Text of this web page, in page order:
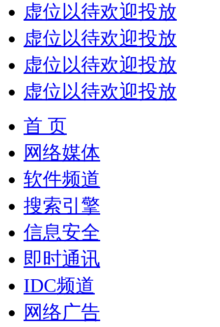
虚位以待欢迎投放
虚位以待欢迎投放
虚位以待欢迎投放
虚位以待欢迎投放
首 页
网络媒体
软件频道
搜索引擎
信息安全
即时通讯
IDC频道
网络广告